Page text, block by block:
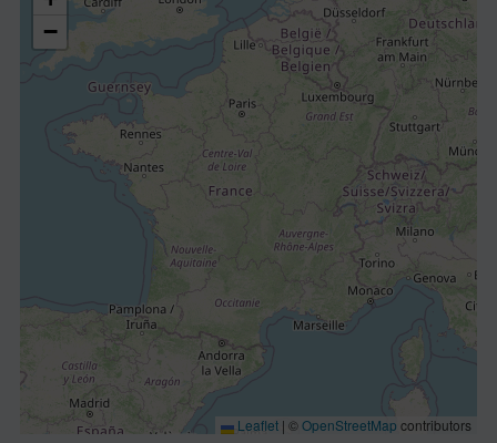
−
Leaflet | ©OpenStreetMap contributors